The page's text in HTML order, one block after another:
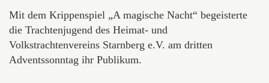
Mit dem Krippenspiel „A magische Nacht“ begeisterte
die Trachtenjugend des Heimat- und
Volkstrachtenvereins Starnberg e.V. am dritten
Adventssonntag ihr Publikum.